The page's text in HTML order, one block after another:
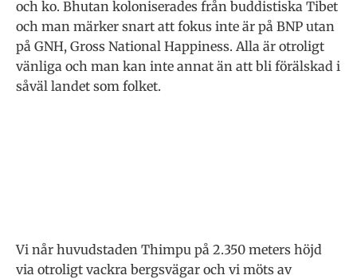
och ko. Bhutan koloniserades från buddistiska Tibet
och man märker snart att fokus inte är på BNP utan
på GNH, Gross National Happiness. Alla är otroligt
vänliga och man kan inte annat än att bli förälskad i
såväl landet som folket.
Vi når huvudstaden Thimpu på 2.350 meters höjd
via otroligt vackra bergsvägar och vi möts av